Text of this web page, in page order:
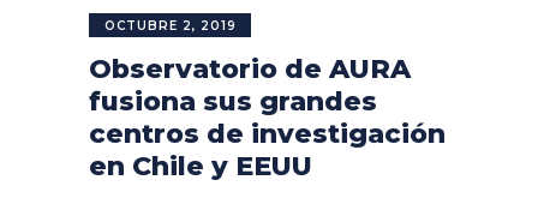
OCTUBRE 2, 2019
Observatorio de AURA
fusiona sus grandes
centros de investigación
en Chile y EEUU